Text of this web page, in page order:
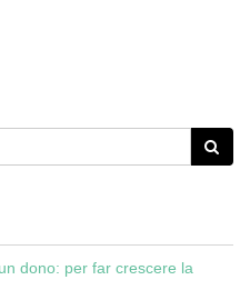
dono: per far crescere la